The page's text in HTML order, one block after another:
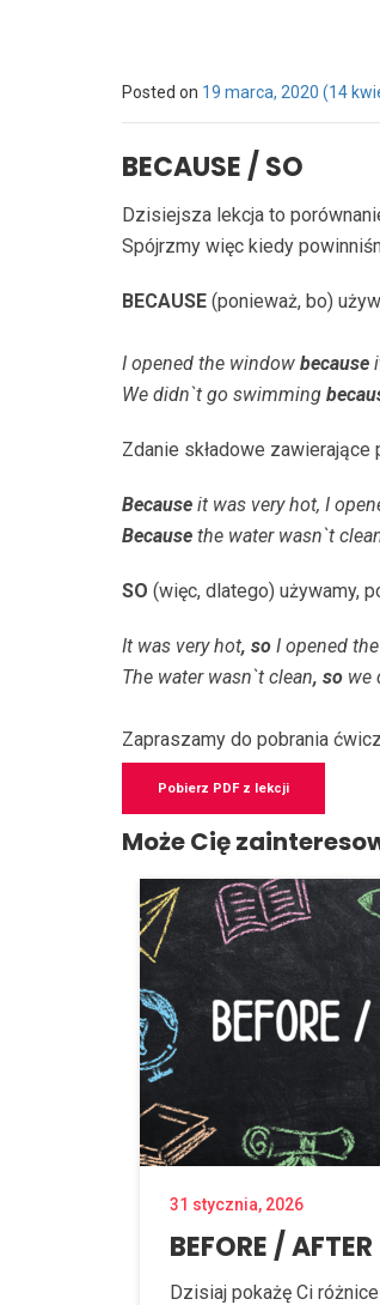
Posted on 19 marca, 2020 (14
BECAUSE / SO
Dzisiejsza lekcja to
Spójrzmy więc kiedy
BECAUSE (ponieważ, bo)
I opened the window because
We didn`t go swimming
Zdanie składowe
Because it was very hot, I
Because the water wasn`t
SO (więc, dlatego) używamy,
It was very hot, so I opened
The water wasn`t clean, so we
Zapraszamy do pobrania
Pobierz PDF z lekcji
Może Cię
31 stycznia, 2026
BEFORE / AFTER
Dzisiaj pokażę Ci